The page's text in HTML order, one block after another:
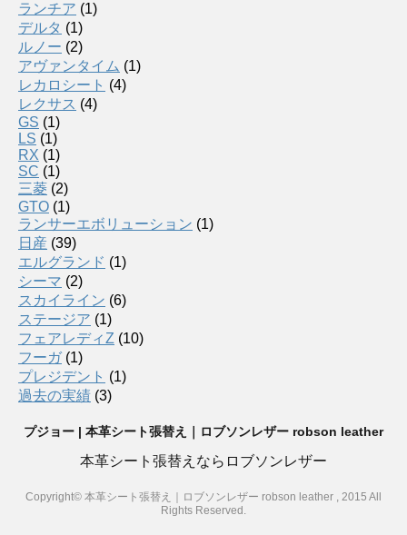
ランチア (1)
デルタ (1)
ルノー (2)
アヴァンタイム (1)
レカロシート (4)
レクサス (4)
GS (1)
LS (1)
RX (1)
SC (1)
三菱 (2)
GTO (1)
ランサーエボリューション (1)
日産 (39)
エルグランド (1)
シーマ (2)
スカイライン (6)
ステージア (1)
フェアレディZ (10)
フーガ(1)
プレジデント (1)
過去の実績 (3)
プジョー | 本革シート張替え｜ロブソンレザー robson leather
本革シート張替えならロブソンレザー
Copyright© 本革シート張替え｜ロブソンレザー robson leather , 2015 All
Rights Reserved.